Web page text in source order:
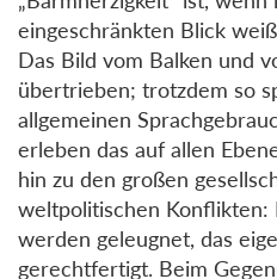
eingeschränkten Blick weiß
Das Bild vom Balken und
übertrieben; trotzdem so
allgemeinen
erleben das auf allen
hin zu den großen
weltpolitischen Konflikten:
werden geleugnet, das
gerechtfertigt. Beim